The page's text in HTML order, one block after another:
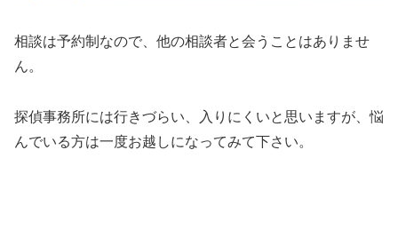
相談は予約制なので、他の相談者と会うことはありませ
ん。
探偵事務所には行きづらい、入りにくいと思いますが、悩
んでいる方は一度お越しになってみて下さい。